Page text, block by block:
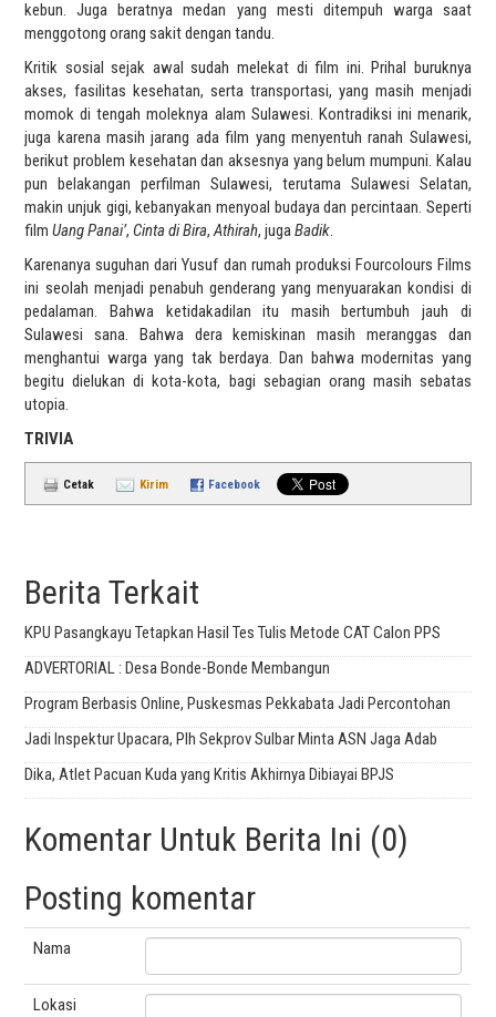
kebun. Juga beratnya medan yang mesti ditempuh warga saat
menggotong orang sakit dengan tandu.
Kritik sosial sejak awal sudah melekat di film ini. Prihal buruknya
akses, fasilitas kesehatan, serta transportasi, yang masih menjadi
momok di tengah moleknya alam Sulawesi. Kontradiksi ini menarik,
juga karena masih jarang ada film yang menyentuh ranah Sulawesi,
berikut problem kesehatan dan aksesnya yang belum mumpuni. Kalau
pun belakangan perfilman Sulawesi, terutama Sulawesi Selatan,
makin unjuk gigi, kebanyakan menyoal budaya dan percintaan. Seperti
filmUang Panai’,Cinta di Bira,Athirah, jugaBadik.
Karenanya suguhan dari Yusuf dan rumah produksi Fourcolours Films
ini seolah menjadi penabuh genderang yang menyuarakan kondisi di
pedalaman. Bahwa ketidakadilan itu masih bertumbuh jauh di
Sulawesi sana. Bahwa dera kemiskinan masih meranggas dan
menghantui warga yang tak berdaya. Dan bahwa modernitas yang
begitu dielukan di kota-kota, bagi sebagian orang masih sebatas
utopia.
TRIVIA
Cetak Kirim Facebook
Berita Terkait
KPU Pasangkayu Tetapkan Hasil Tes Tulis Metode CAT Calon PPS
ADVERTORIAL : Desa Bonde-Bonde Membangun
Program Berbasis Online, Puskesmas Pekkabata Jadi Percontohan
Jadi Inspektur Upacara, Plh Sekprov Sulbar Minta ASN Jaga Adab
Dika, Atlet Pacuan Kuda yang Kritis Akhirnya Dibiayai BPJS
Komentar Untuk Berita Ini (0)
Posting komentar
Nama
Lokasi